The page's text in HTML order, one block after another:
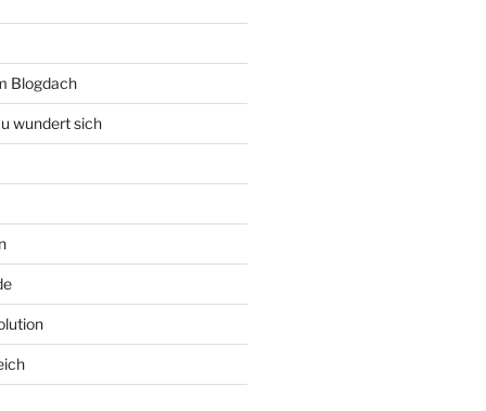
Blogdach
wundert sich